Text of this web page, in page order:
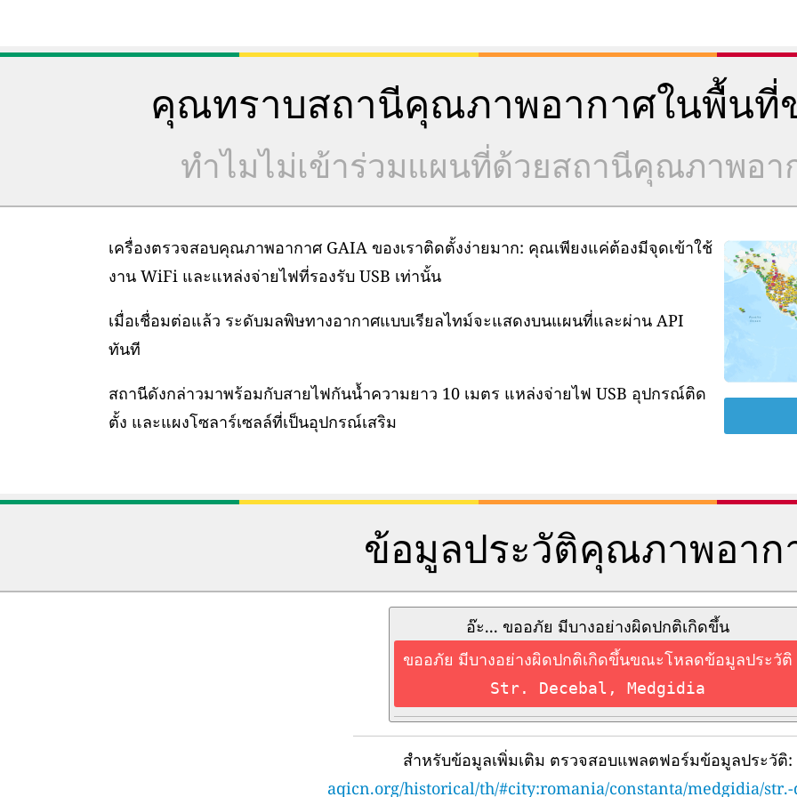
คุณทราบสถานีคุณภาพอากาศในพื้นที่
ทำไมไม่เข้าร่วมแผนที่ด้วยสถานีคุณภาพอา
เครื่องตรวจสอบคุณภาพอากาศ GAIA ของเราติดตั้งง่ายมาก: คุณเพียงแค่ต้องมีจุดเข้าใช้
งาน WiFi และแหล่งจ่ายไฟที่รองรับ USB เท่านั้น
เมื่อเชื่อมต่อแล้ว ระดับมลพิษทางอากาศแบบเรียลไทม์จะแสดงบนแผนที่และผ่าน API
ทันที
สถานีดังกล่าวมาพร้อมกับสายไฟกันน้ำความยาว 10 เมตร แหล่งจ่ายไฟ USB อุปกรณ์ติด
ตั้ง และแผงโซลาร์เซลล์ที่เป็นอุปกรณ์เสริม
ข้อมูลประวัติคุณภาพอาก
อ๊ะ... ขออภัย มีบางอย่างผิดปกติเกิดขึ้น
ขออภัย มีบางอย่างผิดปกติเกิดขึ้นขณะโหลดข้อมูลประวัติ
Str. Decebal, Medgidia
สำหรับข้อมูลเพิ่มเติม ตรวจสอบแพลตฟอร์มข้อมูลประวัติ:
aqicn.org/historical/th/#city:romania/constanta/medgidia/str.-